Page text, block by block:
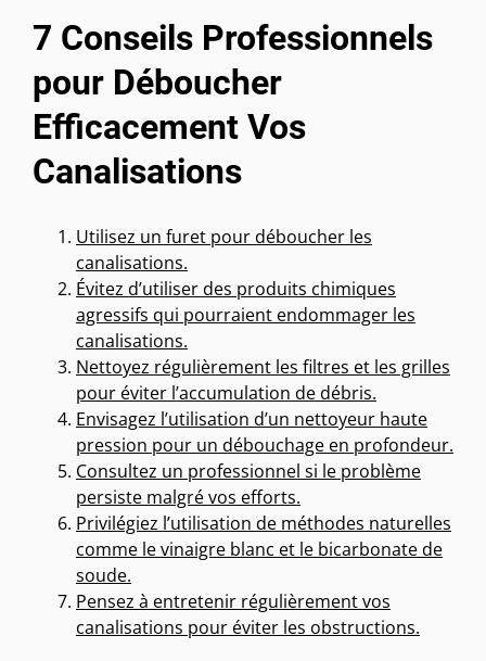
7 Conseils Professionnels
pour Déboucher
Efficacement Vos
Canalisations
Utilisez un furet pour déboucher les
canalisations.
Évitez d’utiliser des produits chimiques
agressifs qui pourraient endommager les
canalisations.
Nettoyez régulièrement les filtres et les grilles
pour éviter l’accumulation de débris.
Envisagez l’utilisation d’un nettoyeur haute
pression pour un débouchage en profondeur.
Consultez un professionnel si le problème
persiste malgré vos efforts.
Privilégiez l’utilisation de méthodes naturelles
comme le vinaigre blanc et le bicarbonate de
soude.
Pensez à entretenir régulièrement vos
canalisations pour éviter les obstructions.